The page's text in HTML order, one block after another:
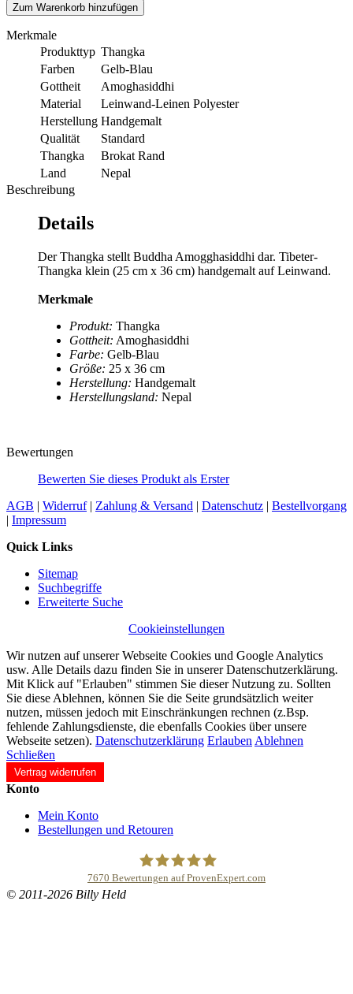
Zum Warenkorb hinzufügen
Merkmale
Produkttyp Thangka
Farben
Gelb-Blau
Gottheit
Amoghasiddhi
Material
Leinwand-Leinen Polyester
Herstellung Handgemalt
Qualität
Standard
Thangka
Brokat Rand
Land
Nepal
Beschreibung
Details
Der Thangka stellt Buddha Amogghasiddhi dar. Tibeter-
Thangka klein (25 cm x 36 cm) handgemalt auf Leinwand.
Merkmale
Produkt: Thangka
Gottheit: Amoghasiddhi
Farbe: Gelb-Blau
Größe: 25 x 36 cm
Herstellung: Handgemalt
Herstellungsland: Nepal
Bewertungen
Bewerten Sie dieses Produkt als Erster
AGB | Widerruf| Zahlung & Versand | Datenschutz | Bestellvorgang
| Impressum
Quick Links
Sitemap
Suchbegriffe
Erweiterte Suche
Cookieinstellungen
Wir nutzen auf unserer Webseite Cookies und Google Analytics
usw. Alle Details dazu finden Sie in unserer Datenschutzerklärung.
Mit Klick auf "Erlauben" stimmen Sie dieser Nutzung zu. Sollten
Sie diese Ablehnen, können Sie die Seite grundsätzlich weiter
nutzen, müssen jedoch mit Einschränkungen rechnen (z.Bsp.
fehlende Zahlungsdienste, die ebenfalls Cookies über unsere
Webseite setzen). Datenschutzerklärung Erlauben Ablehnen
Schließen
Vertrag widerrufen
Konto
Mein Konto
Bestellungen und Retouren
7670 Bewertungen auf ProvenExpert.com
© 2011-2026 Billy Held